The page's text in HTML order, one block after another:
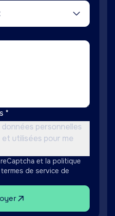
*
personnelles
utilisées pour me
et la politique
termes de service de